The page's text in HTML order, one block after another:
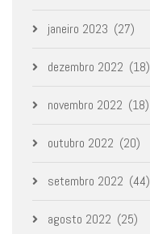
janeiro 2023 (27)
dezembro 2022 (18)
novembro 2022 (18)
outubro 2022 (20)
setembro 2022 (44)
agosto 2022 (25)